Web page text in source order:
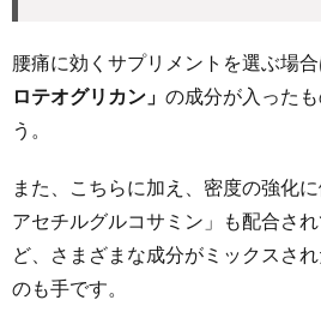
腰痛に効くサプリメントを選ぶ場
ロテオグリカン」 の成分が入った
う。
また、こちらに加え、密度の強化
アセチルグルコサミン」も配合さ
ど、さまざまな成分がミックスさ
のも手です。